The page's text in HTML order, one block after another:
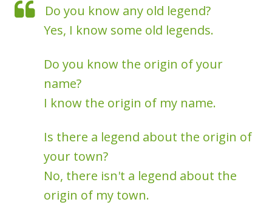
Do you know any old legend?
Yes, I know some old legends.
Do you know the origin of your
name?
I know the origin of my name.
Is there a legend about the origin of
your town?
No, there isn't a legend about the
origin of my town.